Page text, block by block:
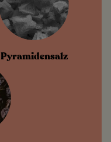
Pyramidensalz